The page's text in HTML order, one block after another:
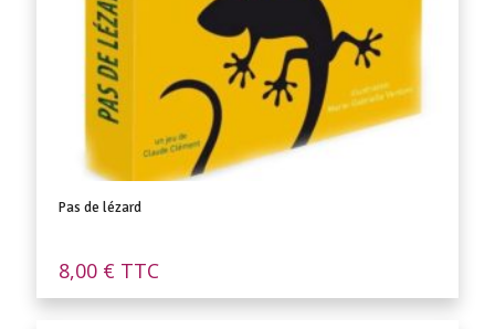
Pas de lézard
8,00 € TTC